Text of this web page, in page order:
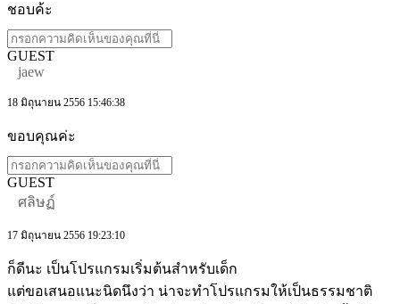
ชอบค้ะ
GUEST
jaew
18 มิถุนายน 2556 15:46:38
ขอบคุณค่ะ
GUEST
ศลิษฏ์
17 มิถุนายน 2556 19:23:10
ก็ดีนะ เป็นโปรแกรมเริ่มต้นสำหรับเด็ก
แต่ขอเสนอแนะนิดนึงว่า น่าจะทำโปรแกรมให้เป็นธรรมชาติ